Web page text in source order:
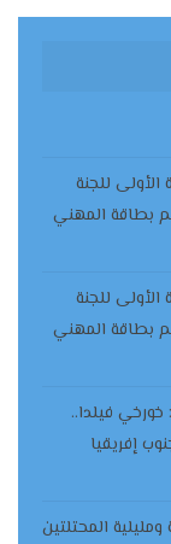
الأولى للجنة
بطاقة المهني
الأولى للجنة
بطاقة المهني
كأس أمم إفريقيا للسيدات – المغرب 2026 : خورخي فيلدا..
إفريقيا
المحتلتين